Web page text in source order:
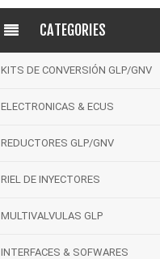
CATEGORIES
KITS DE CONVERSIÓN GLP/GNV
ELECTRONICAS & ECUS
REDUCTORES GLP/GNV
RIEL DE INYECTORES
MULTIVALVULAS GLP
INTERFACES & SOFWARES